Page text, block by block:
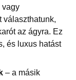
vagy
választhatunk,
az ágyra. Ez
és luxus hatást
– a másik